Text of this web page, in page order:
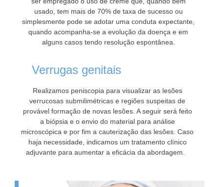
usado, tem mais de 70% de taxa de sucesso ou
simplesmente pode se adotar uma conduta expectante,
quando acompanha-se a evolução da doença e em
alguns casos tendo resolução espontânea.
Verrugas genitais
Realizamos peniscopia para visualizar as lesões
verrucosas submilimétricas e regiões suspeitas de
provável formação de novas lesões. A seguir será feito
a biópsia e o envio do material para análise
microscópica e por fim a cauterização das lesões. Caso
haja necessidade, indicamos um tratamento clínico
adjuvante para aumentar a eficácia da abordagem.